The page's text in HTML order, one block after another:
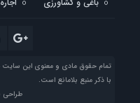
تمام حقوق مادی و معنوی این سایت
با ذکر منبع بلامانع است.
طراحی